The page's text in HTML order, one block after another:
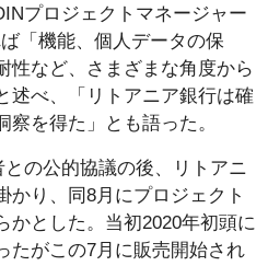
プロジェクトマネージャー
「機能、個人データの保
性など、さまざまな角度から
述べ、「リトアニア銀行は確
を得た」とも語った。
の公的協議の後、リトアニ
かり、同8月にプロジェクト
かとした。当初2020年初頭に
たがこの7月に販売開始され